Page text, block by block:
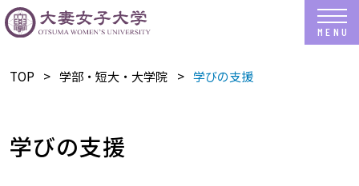
TOP 学部・短大・大学院 学びの支援
学びの支援